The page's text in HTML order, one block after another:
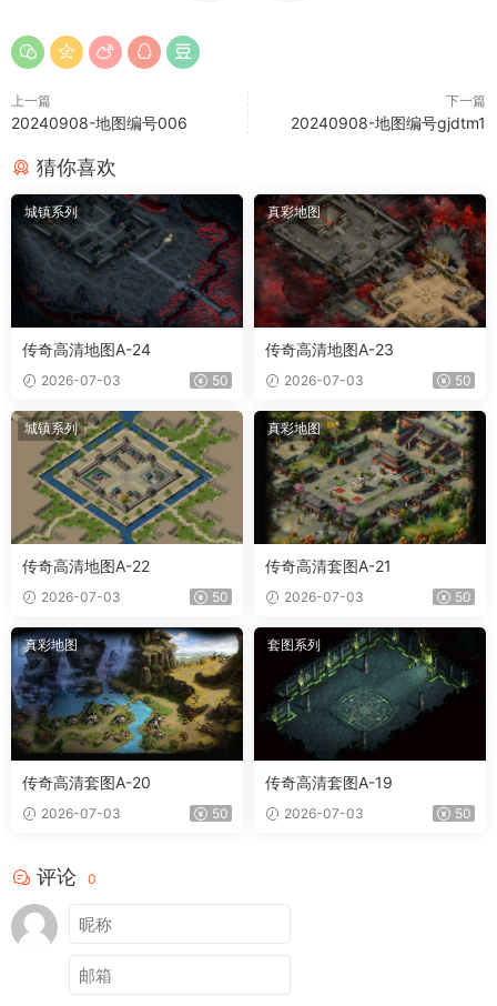
上一篇
20240908-地图编号006
下一篇
20240908-地图编号gjdtm1
猜你喜欢
城镇系列
传奇高清地图A-24
2026-07-03 50
真彩地图
传奇高清地图A-23
2026-07-03 50
城镇系列
传奇高清地图A-22
2026-07-03 50
真彩地图
传奇高清套图A-21
2026-07-03 50
真彩地图
传奇高清套图A-20
2026-07-03 50
套图系列
传奇高清套图A-19
2026-07-03 50
评论 0